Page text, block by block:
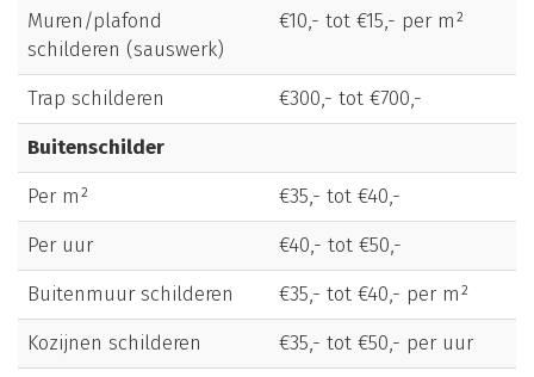
Muren/plafond
schilderen (sauswerk)
€10,- tot €15,- per m²
Trap schilderen
€300,- tot €700,-
Buitenschilder
Per m²
€35,- tot €40,-
Per uur
€40,- tot €50,-
Buitenmuur schilderen
€35,- tot €40,- per m²
Kozijnen schilderen
€35,- tot €50,- per uur